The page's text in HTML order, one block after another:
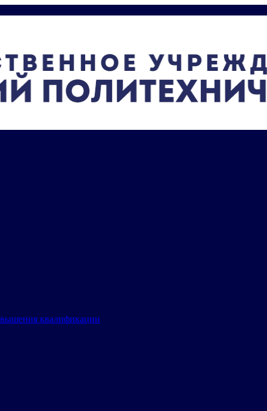
квалификации